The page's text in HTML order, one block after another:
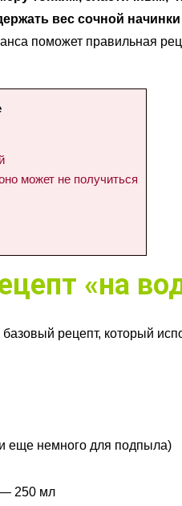
вес сочной
поможет правильная
может не получиться
«на
рецепт, который
еще немного для подпыла)
250 мл